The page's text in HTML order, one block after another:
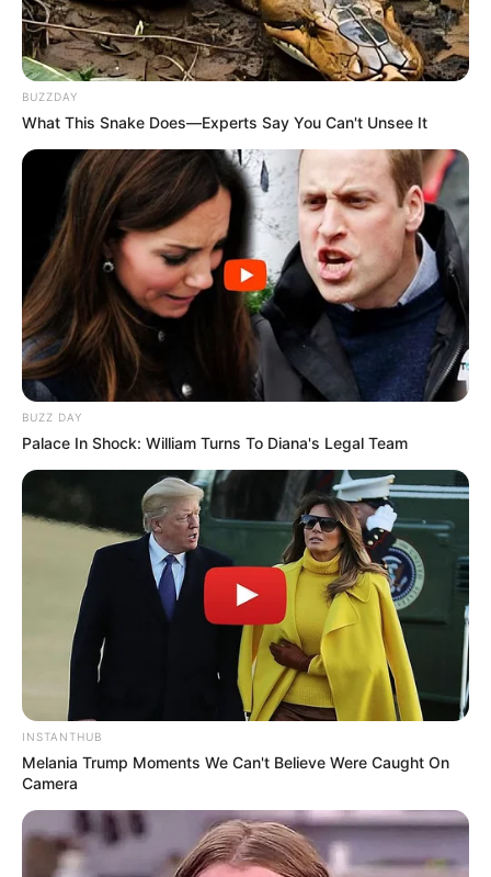
BUZZDAY
What This Snake Does—Experts Say You Can't Unsee It
BUZZ DAY
Palace In Shock: William Turns To Diana's Legal Team
INSTANTHUB
Melania Trump Moments We Can't Believe Were Caught On
Camera